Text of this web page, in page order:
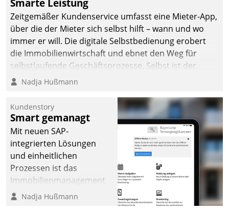
Zeitgemäßer Kundenservice umfasst eine Mieter-App,
über die der Mieter sich selbst hilft – wann und wo
immer er will. Die digitale Selbstbedienung erobert
die Immobilienwirtschaft und ebnet den Weg für
selbstlaufende Geschäftsprozesse. Selbst ist der
Kunde und smart der Serviceanbieter.
Nadja Hußmann
Kundenstory
Smart gemanagt
Mit neuen SAP-
integrierten Lösungen
und einheitlichen
Prozessen ist das
Immobilienmanagement
der Bayerischen
Nadja Hußmann